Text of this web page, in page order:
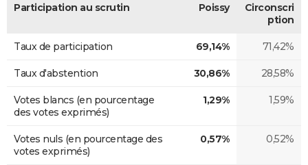
Participation au scrutin Poissy
Circonscri
ption
Taux de participation 69,14% 71,42%
Taux d'abstention 30,86% 28,58%
Votes blancs (en pourcentage
des votes exprimés)
1,29% 1,59%
Votes nuls (en pourcentage des
votes exprimés)
0,57% 0,52%